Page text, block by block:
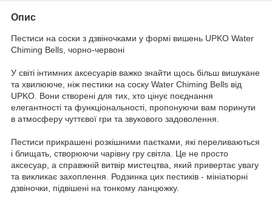
Опис
Пестиси на соски з дзвіночками у формі вишень UPKO Water
Chiming Bells, чорно-червоні
У світі інтимних аксесуарів важко знайти щось більш вишукане
та хвилююче, ніж пестики на соску Water Chiming Bells від
UPKO. Вони створені для тих, хто цінує поєднання
елегантності та функціональності, пропонуючи вам поринути
в атмосферу чуттєвої гри та звукового задоволення.
Пестиси прикрашені розкішними паєтками, які переливаються
і блищать, створюючи чарівну гру світла. Це не просто
аксесуар, а справжній витвір мистецтва, який привертає увагу
та викликає захоплення. Родзинка цих пестиків - мініатюрні
дзвіночки, підвішені на тонкому ланцюжку.